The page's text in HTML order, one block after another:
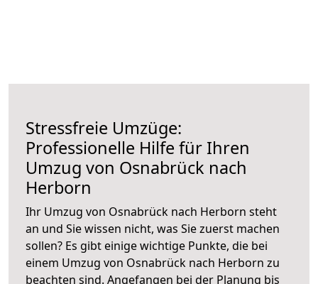
Stressfreie Umzüge:
Professionelle Hilfe für Ihren
Umzug von Osnabrück nach
Herborn
Ihr Umzug von Osnabrück nach Herborn steht
an und Sie wissen nicht, was Sie zuerst machen
sollen? Es gibt einige wichtige Punkte, die bei
einem Umzug von Osnabrück nach Herborn zu
beachten sind. Angefangen bei der Planung bis